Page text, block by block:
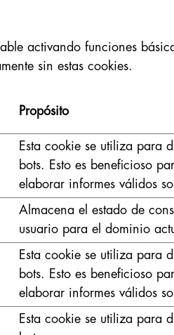
activando funciones
sin estas cookies.
Propósito
Esta cookie se utiliza para
bots. Esto es beneficioso
elaborar informes válidos
Almacena el estado de
usuario para el dominio
Esta cookie se utiliza para
bots. Esto es beneficioso
elaborar informes válidos
Esta cookie se utiliza para